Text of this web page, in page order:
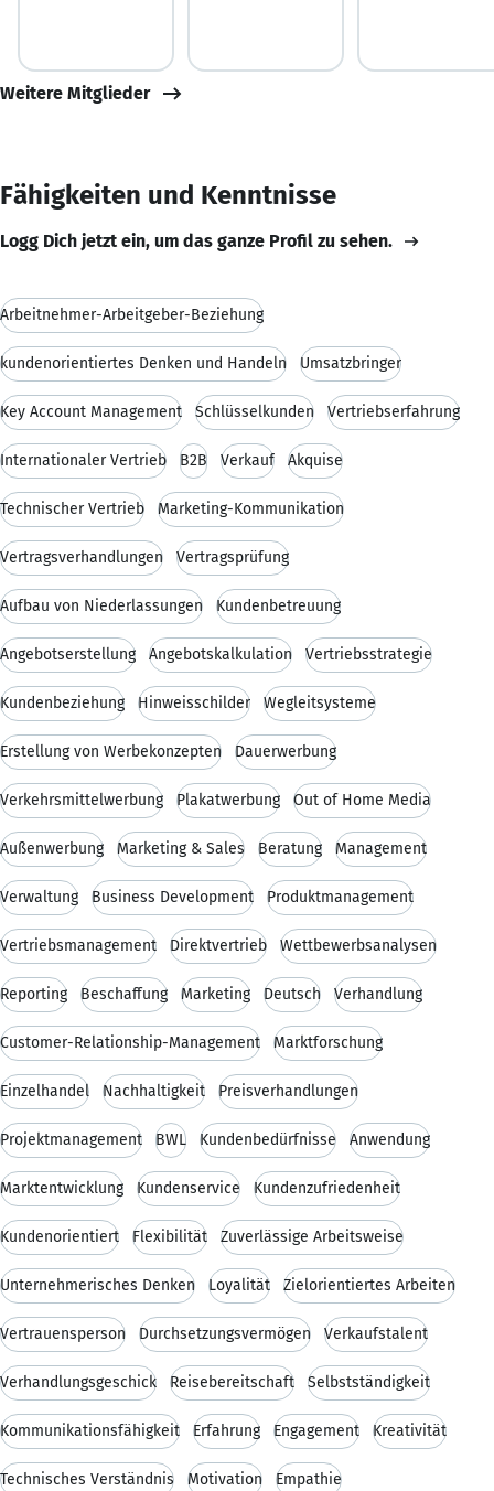
Weitere Mitglieder
Fähigkeiten und Kenntnisse
Logg Dich jetzt ein, um das ganze Profil zu sehen.
Arbeitnehmer-Arbeitgeber-Beziehung
kundenorientiertes Denken und Handeln Umsatzbringer
Key Account Management Schlüsselkunden Vertriebserfahrung
Internationaler Vertrieb B2B Verkauf Akquise
Technischer Vertrieb Marketing-Kommunikation
Vertragsverhandlungen Vertragsprüfung
Aufbau von Niederlassungen Kundenbetreuung
Angebotserstellung Angebotskalkulation Vertriebsstrategie
Kundenbeziehung Hinweisschilder Wegleitsysteme
Erstellung von Werbekonzepten Dauerwerbung
Verkehrsmittelwerbung Plakatwerbung Out of Home Media
Außenwerbung Marketing & Sales Beratung Management
Verwaltung Business Development Produktmanagement
Vertriebsmanagement Direktvertrieb Wettbewerbsanalysen
Reporting Beschaffung Marketing Deutsch Verhandlung
Customer-Relationship-Management Marktforschung
Einzelhandel Nachhaltigkeit Preisverhandlungen
Projektmanagement BWL Kundenbedürfnisse Anwendung
Marktentwicklung Kundenservice Kundenzufriedenheit
Kundenorientiert Flexibilität Zuverlässige Arbeitsweise
Unternehmerisches Denken Loyalität Zielorientiertes Arbeiten
Vertrauensperson Durchsetzungsvermögen Verkaufstalent
Verhandlungsgeschick Reisebereitschaft Selbstständigkeit
Kommunikationsfähigkeit Erfahrung Engagement Kreativität
Technisches Verständnis Motivation Empathie